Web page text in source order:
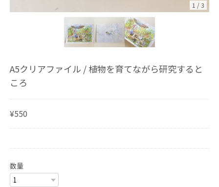
1 / 3
A5クリアファイル / 植物を育てながら研究すると
ころ
¥550
数量